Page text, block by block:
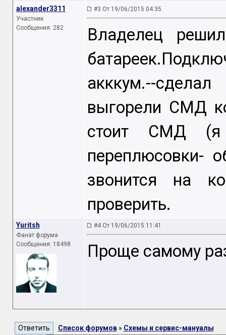
alexander3311
Участник
Сообщения: 282
#3 От 19/06/2015 04:35
Владелец
акккум.--
выгорели СМД
стоит СМД
переплюсовки-
звонится на
проверить.
Yuritsh
Фанат форума
Сообщения: 18498
#4 От 19/06/2015 11:41
Проще самому
Список форумов» Схемы и сервис-мануалы